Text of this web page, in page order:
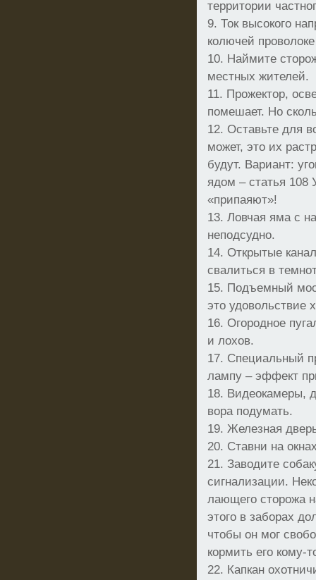
территории
9. Ток высокого
колючей
10. Наймите
местных жителей.
11. Прожектор,
помешает. Но
12. Оставьте для
может, это их
будут. Вариант:
ядом – статья
«припаяют»!
13. Ловчая яма с
неподсудно.
14. Открытые
свалиться в
15. Подъемный
это удовольствие
16. Огородное
и лохов.
17. Специальный
лампу – эффект
18. Видеокамеры,
вора подумать.
19. Железная
20. Ставни на
21. Заводите
сигнализации.
лающего сторожа
этого в заборах
чтобы он мог
кормить его кому-
22. Капкан